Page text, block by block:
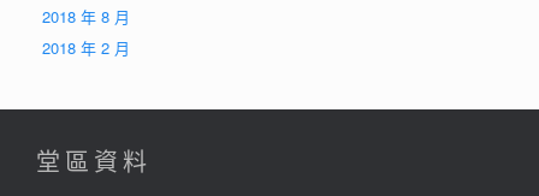
2018 年 8 月
2018 年 2 月
堂區資料